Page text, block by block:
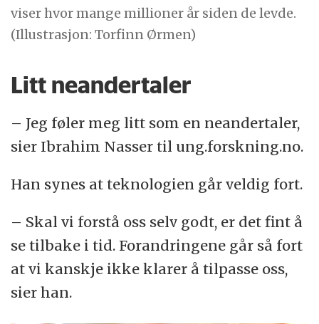
viser hvor mange millioner år siden de levde.
(Illustrasjon: Torfinn Ørmen)
Litt neandertaler
– Jeg føler meg litt som en neandertaler,
sier Ibrahim Nasser til ung.forskning.no.
Han synes at teknologien går veldig fort.
– Skal vi forstå oss selv godt, er det fint å
se tilbake i tid. Forandringene går så fort
at vi kanskje ikke klarer å tilpasse oss,
sier han.